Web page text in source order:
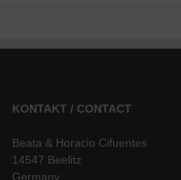
KONTAKT / CONTACT
Beata & Horacio Cifuentes
14547 Beelitz
Germany